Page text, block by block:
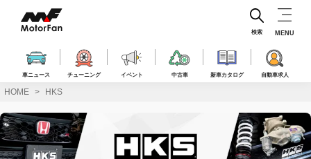
ス
ッ
プ
車ニュース チューニング イベント 中古車 新車カタログ 自動車求人
検索 MENU
HOME HKS